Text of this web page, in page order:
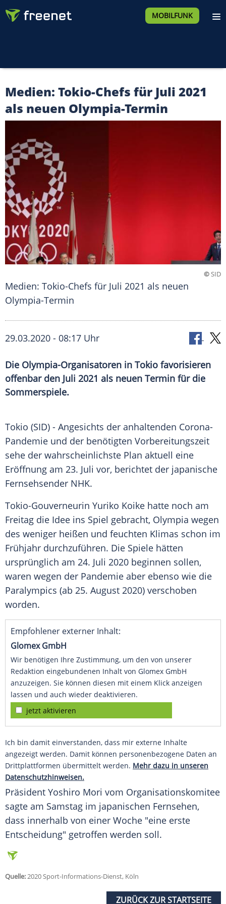
MOBILFUNK
Medien: Tokio-Chefs für Juli 2021
als neuen Olympia-Termin
©SID
Medien: Tokio-Chefs für Juli 2021 als neuen
Olympia-Termin
29.03.2020 - 08:17 Uhr
Die Olympia-Organisatoren in Tokio favorisieren
offenbar den Juli 2021 als neuen Termin für die
Sommerspiele.
Tokio (SID) - Angesichts der anhaltenden Corona-
Pandemie und der benötigten Vorbereitungszeit
sehe der wahrscheinlichste Plan aktuell eine
Eröffnung am 23. Juli vor, berichtet der japanische
Fernsehsender NHK.
Tokio-Gouverneurin Yuriko Koike hatte noch am
Freitag die Idee ins Spiel gebracht, Olympia wegen
des weniger heißen und feuchten Klimas schon im
Frühjahr durchzuführen. Die Spiele hätten
ursprünglich am 24. Juli 2020 beginnen sollen,
waren wegen der Pandemie aber ebenso wie die
Paralympics (ab 25. August 2020) verschoben
worden.
Empfohlener externer Inhalt:
Glomex GmbH
Wir benötigen Ihre Zustimmung, um den von unserer
Redaktion eingebundenen Inhalt von Glomex GmbH
anzuzeigen. Sie können diesen mit einem Klick anzeigen
lassen und auch wieder deaktivieren.
jetzt aktivieren
Ich bin damit einverstanden, dass mir externe Inhalte
angezeigt werden. Damit können personenbezogene Daten an
Drittplattformen übermittelt werden. Mehr dazu in unseren
Datenschutzhinweisen.
Präsident Yoshiro Mori vom Organisationskomitee
sagte am Samstag im japanischen Fernsehen,
dass innerhalb von einer Woche "eine erste
Entscheidung" getroffen werden soll.
Quelle:2020 Sport-Informations-Dienst, Köln
ZURÜCK ZUR STARTSEITE